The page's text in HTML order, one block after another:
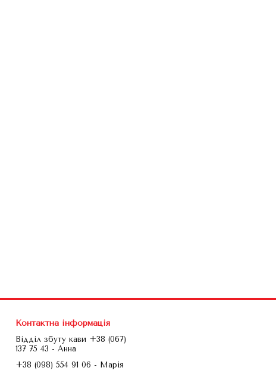
Контактна інформація
Відділ збуту кави +38 (067)
137 75 43 - Анна
+38 (098) 554 91 06 - Марія